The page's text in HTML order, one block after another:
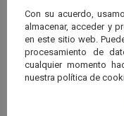
26 JUN 2026
Eclipse,
Málaga,
Con su acuerdo,
almacenar, acceder y
en este sitio web.
procesamiento de
cualquier momento
nuestra política de